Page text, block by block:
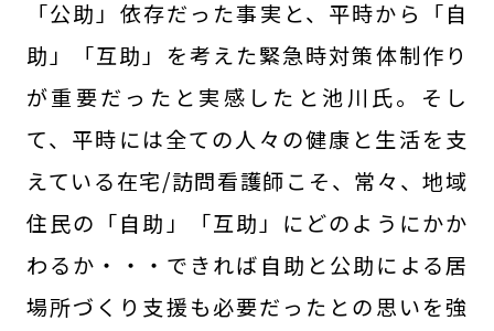
「公助」依存だった事実と、平時から「自
助」「互助」を考えた緊急時対策体制作り
が重要だったと実感したと池川氏。そし
て、平時には全ての人々の健康と生活を支
えている在宅/訪問看護師こそ、常々、地域
住民の「自助」「互助」にどのようにかか
わるか・・・できれば自助と公助による居
場所づくり支援も必要だったとの思いを強